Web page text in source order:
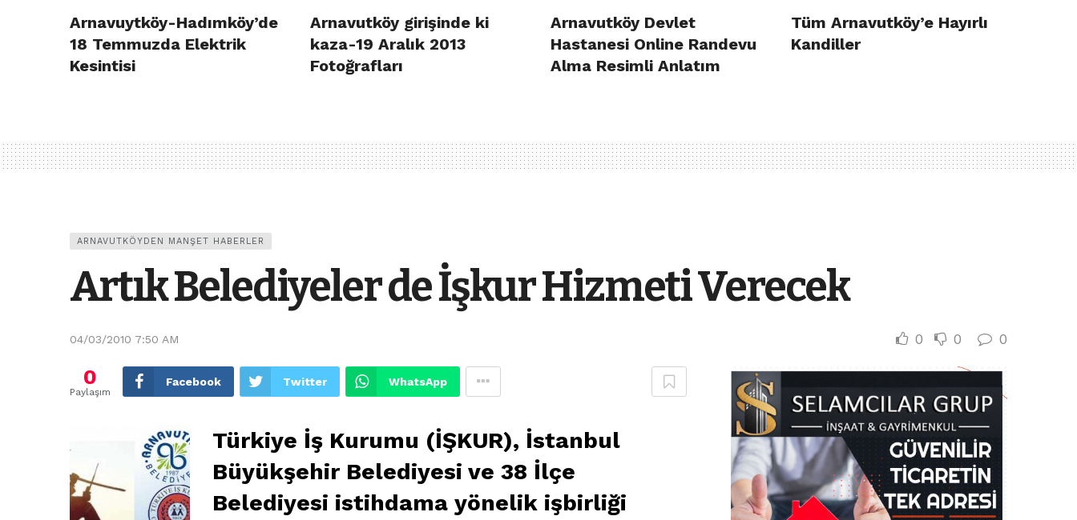
Arnavuytköy-Hadımköy’de
18 Temmuzda Elektrik
Kesintisi
Arnavutköy girişinde ki
kaza-19 Aralık 2013
Fotoğrafları
Arnavutköy Devlet
Hastanesi Online Randevu
Alma Resimli Anlatım
Tüm Arnavutköy’e Hayırlı
Kandiller
ARNAVUTKÖYDEN MANŞET HABERLER
Artık Belediyeler de İşkur Hizmeti Verecek
04/03/2010 7:50 AM 0 0 0
0
Paylaşım
Facebook Twitter WhatsApp
Türkiye İş Kurumu (İŞKUR), İstanbul
Büyükşehir Belediyesi ve 38 İlçe
Belediyesi istihdama yönelik işbirliği